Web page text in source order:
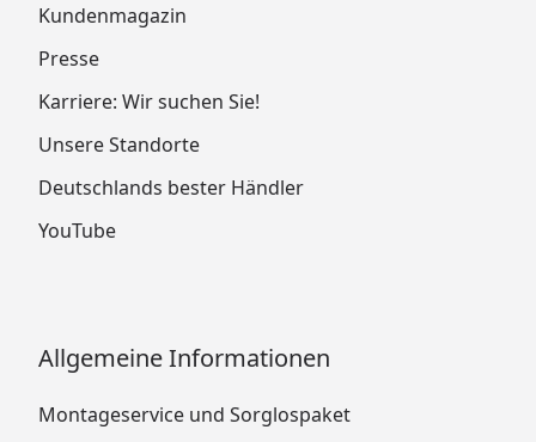
Kundenmagazin
Presse
Karriere: Wir suchen Sie!
Unsere Standorte
Deutschlands bester Händler
YouTube
Allgemeine Informationen
Montageservice und Sorglospaket